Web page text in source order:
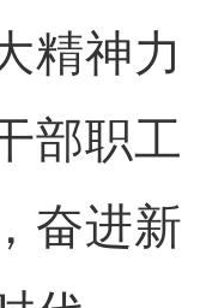
精神力
部职工
奋进新